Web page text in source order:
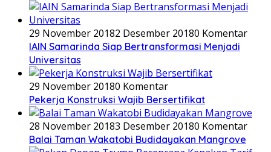
29 November 20182 Desember 20180 Komentar
IAIN Samarinda Siap Bertransformasi Menjadi
Universitas
29 November 20180 Komentar
Pekerja Konstruksi Wajib Bersertifikat
28 November 20183 Desember 20180 Komentar
Balai Taman Wakatobi Budidayakan Mangrove